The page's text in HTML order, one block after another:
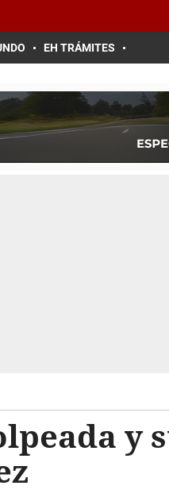
EH TRÁMITES
y